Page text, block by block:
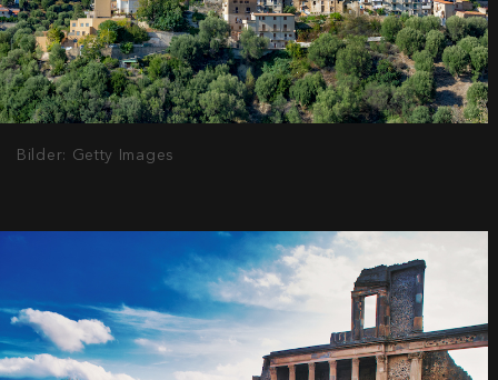
Bilder: Getty Images